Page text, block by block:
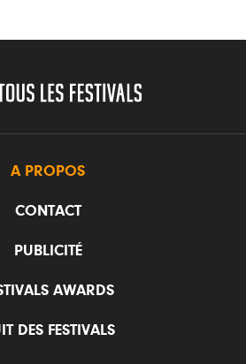
A PROPOS
CONTACT
PUBLICITÉ
AWARDS
DES FESTIVALS